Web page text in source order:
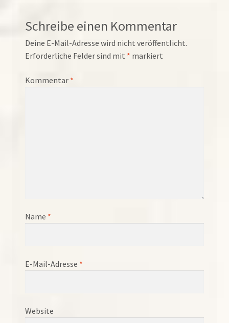
Schreibe einen Kommentar
Deine E-Mail-Adresse wird nicht veröffentlicht.
Erforderliche Felder sind mit * markiert
Kommentar *
Name *
E-Mail-Adresse *
Website